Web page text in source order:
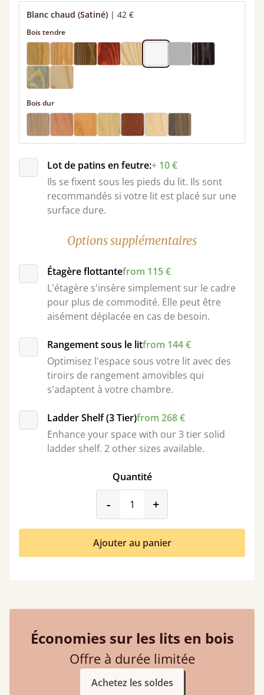
Blanc chaud (Satiné) | 42 €
Bois tendre
Bois dur
Lot de patins en feutre:+ 10 €
Ils se fixent sous les pieds du lit. Ils sont
recommandés si votre lit est placé sur une
surface dure.
Options supplémentaires
Étagère flottantefrom 115 €
L'étagère s'insère simplement sur le cadre
pour plus de commodité. Elle peut être
aisément déplacée en cas de besoin.
Rangement sous le litfrom 144 €
Optimisez l'espace sous votre lit avec des
tiroirs de rangement amovibles qui
s'adaptent à votre chambre.
Ladder Shelf (3 Tier)from 268 €
Enhance your space with our 3 tier solid
ladder shelf. 2 other sizes available.
Quantité
-product_form.decrease
+
Ajouter au panier
Économies sur les lits en bois
Offre à durée limitée
Achetez les soldes